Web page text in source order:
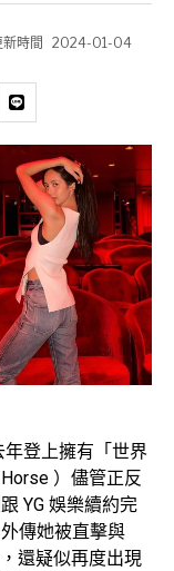
新時間 2024-01-04
年登上擁有「世界
）儘管正反
YG 娛樂續約完
傳她被直擊與
還疑似再度出現